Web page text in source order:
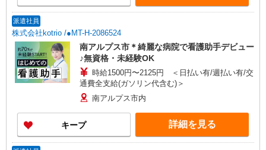
派遣社員
株式会社kotrio /●MT-H-2086524
南アルプス市＊綺麗な病院で看護助手デビュー
♪無資格・未経験OK
時給1500円〜2125円 ＜日払い有/週払い有/交
通費全支給(ガソリン代含む)＞
南アルプス市内
キープ 詳細を見る